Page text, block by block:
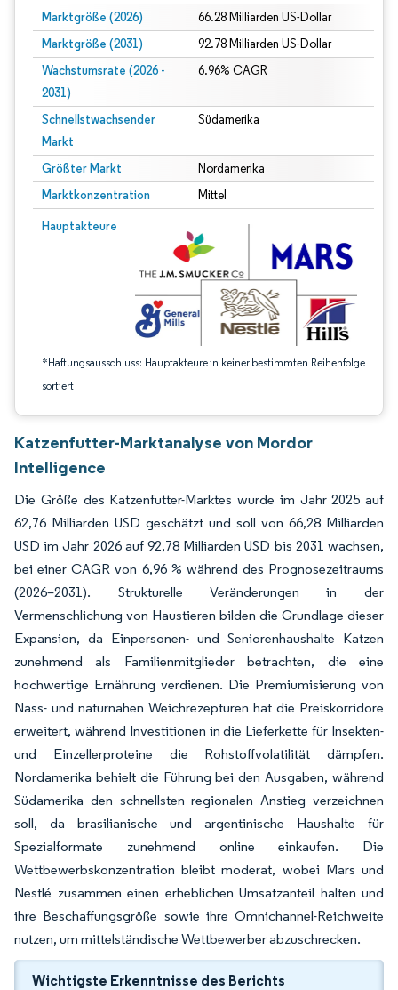
Marktgröße (2026) 66.28 Milliarden US-Dollar
Marktgröße (2031) 92.78 Milliarden US-Dollar
Wachstumsrate (2026 -
2031)
6.96% CAGR
Schnellstwachsender
Markt
Südamerika
Größter Markt Nordamerika
Marktkonzentration Mittel
Hauptakteure
*Haftungsausschluss: Hauptakteure in keiner bestimmten Reihenfolge
sortiert
Bild © Mordor Intelligence. Wiederverwendung erfordert Namensnennung
Katzenfutter-Marktanalyse von Mordor
Intelligence
Die Größe des Katzenfutter-Marktes wurde im Jahr 2025 auf
62,76 Milliarden USD geschätzt und soll von 66,28 Milliarden
USD im Jahr 2026 auf 92,78 Milliarden USD bis 2031 wachsen,
bei einer CAGR von 6,96 % während des Prognosezeitraums
(2026–2031). Strukturelle Veränderungen in der
Vermenschlichung von Haustieren bilden die Grundlage dieser
Expansion, da Einpersonen- und Seniorenhaushalte Katzen
zunehmend als Familienmitglieder betrachten, die eine
hochwertige Ernährung verdienen. Die Premiumisierung von
Nass- und naturnahen Weichrezepturen hat die Preiskorridore
erweitert, während Investitionen in die Lieferkette für Insekten-
und Einzellerproteine die Rohstoffvolatilität dämpfen.
Nordamerika behielt die Führung bei den Ausgaben, während
Südamerika den schnellsten regionalen Anstieg verzeichnen
soll, da brasilianische und argentinische Haushalte für
Spezialformate zunehmend online einkaufen. Die
Wettbewerbskonzentration bleibt moderat, wobei Mars und
Nestlé zusammen einen erheblichen Umsatzanteil halten und
ihre Beschaffungsgröße sowie ihre Omnichannel-Reichweite
nutzen, um mittelständische Wettbewerber abzuschrecken.
Wichtigste Erkenntnisse des Berichts